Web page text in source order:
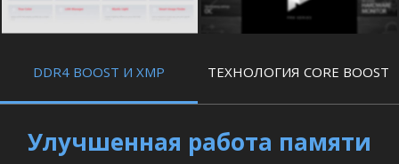
DDR4 BOOST И XMP ТЕХНОЛОГИЯ CORE BOOST
Улучшенная работа памяти